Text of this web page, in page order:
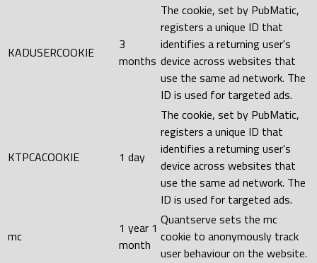
KADUSERCOOKIE
3
months
The cookie, set by PubMatic,
registers a unique ID that
identifies a returning user's
device across websites that
use the same ad network. The
ID is used for targeted ads.
KTPCACOOKIE 1 day
The cookie, set by PubMatic,
registers a unique ID that
identifies a returning user's
device across websites that
use the same ad network. The
ID is used for targeted ads.
mc
1 year 1
month
Quantserve sets the mc
cookie to anonymously track
user behaviour on the website.